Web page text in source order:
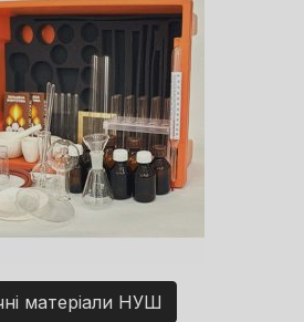
матеріали НУШ